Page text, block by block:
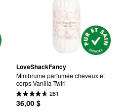
LoveShackFancy
Minibrume parfumée cheveux et
corps Vanilla Twirl
281
36,00 $